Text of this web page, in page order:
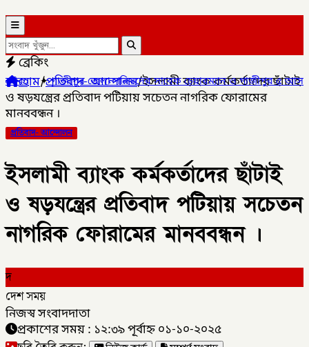
ব্রেকিং
পরিষদের সাবেক চেয়ারম্যান ও গাজীপুর ৫ আসনের সাবেক সংসদ
হোম/প্রতিবাদ- আন্দোলন/ইসলামী ব্যাংক কর্মকর্তাদের ছাঁটাই
ও ষড়যন্ত্রের প্রতিবাদ পটিয়ায় সচেতন নাগরিক ফোরামের
মানববন্ধন ।
প্রতিবাদ- আন্দোলন
ইসলামী ব্যাংক কর্মকর্তাদের ছাঁটাই
ও ষড়যন্ত্রের প্রতিবাদ পটিয়ায় সচেতন
নাগরিক ফোরামের মানববন্ধন ।
দ
দেশ সময়
নিজস্ব সংবাদদাতা
প্রকাশের সময় : ১২:৩৯ পূর্বাহ্ন ০১-১০-২০২৫